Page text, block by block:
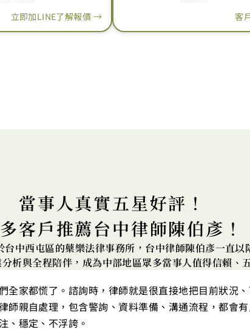
立即加LINE了解報價 → 客
當事人真實五星好評！
客戶推薦台中律師陳伯彥！
中西屯區的蘗樂法律事務所，台中律師陳伯彥一直
析與全程陪伴，成為中部地區眾多當事人值得信賴、
全家都慌了。諮詢時，律師就是很直接地把目前狀況
師親自處理，包含警詢、資料準備、溝通流程，都會
、穩定、不浮誇。